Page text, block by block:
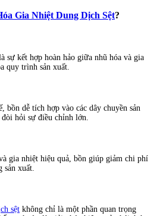
Gia Nhiệt Dung Dịch Sệt?
sự kết hợp hoàn hảo giữa nhũ hóa và gia
quy trình sản xuất.
bồn dễ tích hợp vào các dây chuyền sản
hỏi sự điều chỉnh lớn.
gia nhiệt hiệu quả, bồn giúp giảm chi phí
sản xuất.
sệt không chỉ là một phần quan trọng